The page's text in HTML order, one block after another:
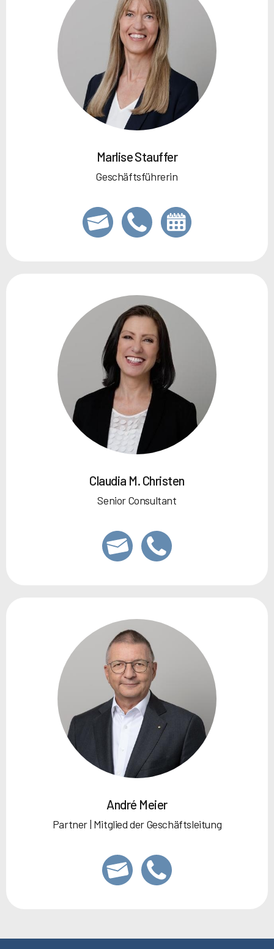
Marlise Stauffer
Geschäftsführerin
Claudia M. Christen
Senior Consultant
André Meier
Partner | Mitglied der Geschäftsleitung